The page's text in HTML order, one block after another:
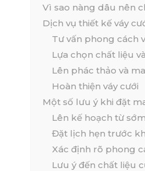
Vì sao nàng dâu nên
Dịch vụ thiết kế váy
Tư vấn phong cách
Lựa chọn chất liệu
Lên phác thảo và
Hoàn thiện váy cưới
Một số lưu ý khi đặt
Lên kế hoạch từ sớm
Đặt lịch hẹn trước
Xác định rõ phong
Lưu ý đến chất liệu